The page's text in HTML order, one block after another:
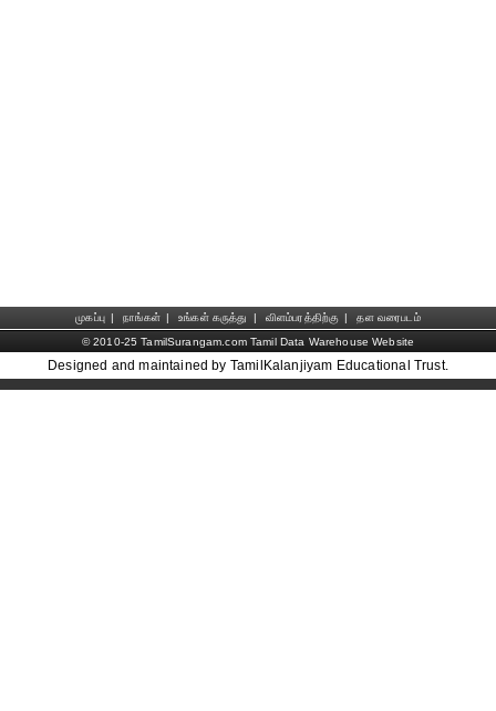
முகப்பு | நாங்கள் | உங்கள் கருத்து | விளம்பரத்திற்கு |
தள வரைபடம்
© 2010-25 TamilSurangam.com Tamil Data Warehouse Website
Designed and maintained by TamilKalanjiyam Educational Trust.